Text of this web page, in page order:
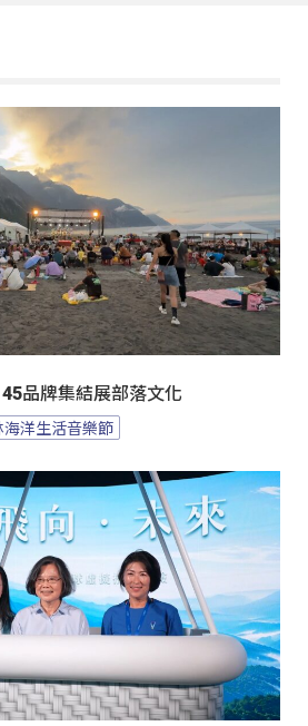
品牌集結展部落文化
海洋生活音樂節